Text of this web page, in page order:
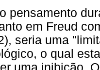
pensamento
em Freud
seria uma
o qual